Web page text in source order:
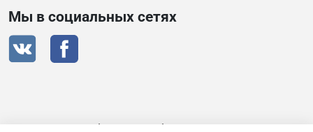
Мы в социальных сетях
Сертификат дистрибьютора RAVENOL